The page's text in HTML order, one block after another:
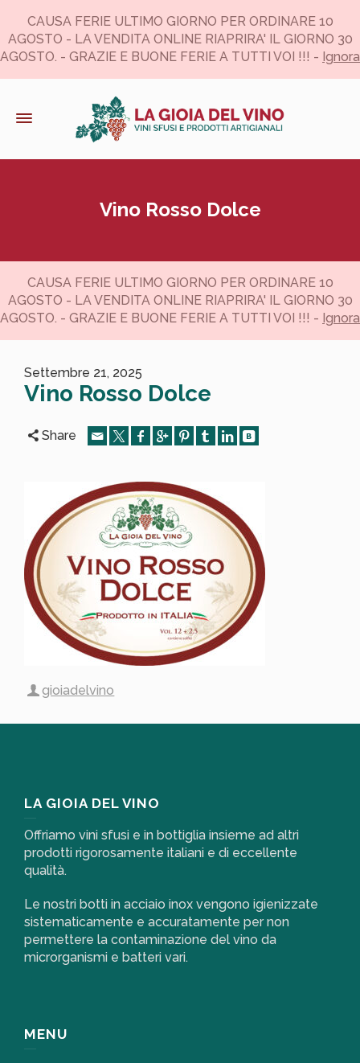
CAUSA FERIE ULTIMO GIORNO PER ORDINARE 10
AGOSTO - LA VENDITA ONLINE RIAPRIRA' IL GIORNO 30
AGOSTO. - GRAZIE E BUONE FERIE A TUTTI VOI !!! - Ignora
Vino Rosso Dolce
CAUSA FERIE ULTIMO GIORNO PER ORDINARE 10
AGOSTO - LA VENDITA ONLINE RIAPRIRA' IL GIORNO 30
AGOSTO. - GRAZIE E BUONE FERIE A TUTTI VOI !!! - Ignora
Settembre 21, 2025
Vino Rosso Dolce
Share
gioiadelvino
LA GIOIA DEL VINO
Offriamo vini sfusi e in bottiglia insieme ad altri
prodotti rigorosamente italiani e di eccellente
qualità.
Le nostri botti in acciaio inox vengono igienizzate
sistematicamente e accuratamente per non
permettere la contaminazione del vino da
microrganismi e batteri vari.
MENU